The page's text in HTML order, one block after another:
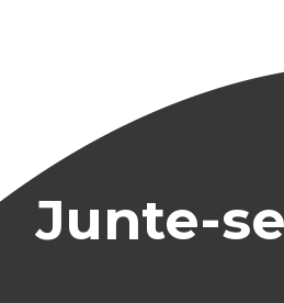
Junte-